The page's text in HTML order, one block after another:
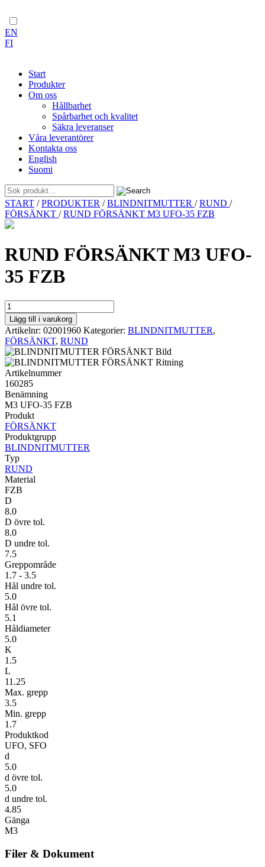
EN
FI
Start
Produkter
Om oss
Hållbarhet
Spårbarhet och kvalitet
Säkra leveranser
Våra leverantörer
Kontakta oss
English
Suomi
Skip
to
content
START /PRODUKTER /BLINDNITMUTTER /RUND /
FÖRSÄNKT /RUND FÖRSÄNKT M3 UFO-35 FZB
RUND FÖRSÄNKT M3 UFO-
35 FZB
RUND
FÖRSÄNKT
M3
UFO-
35
FZB
mängd
Lägg till i varukorg
Artikelnr: 02001960 Kategorier: BLINDNITMUTTER,
FÖRSÄNKT, RUND
Artikelnummer
160285
Benämning
M3 UFO-35 FZB
Produkt
FÖRSÄNKT
Produktgrupp
BLINDNITMUTTER
Typ
RUND
Material
FZB
D
8.0
D övre tol.
8.0
D undre tol.
7.5
Greppområde
1.7 - 3.5
Hål undre tol.
5.0
Hål övre tol.
5.1
Håldiameter
5.0
K
1.5
L
11.25
Max. grepp
3.5
Min. grepp
1.7
Produktkod
UFO, SFO
d
5.0
d övre tol.
5.0
d undre tol.
4.85
Gänga
M3
Filer & Dokument